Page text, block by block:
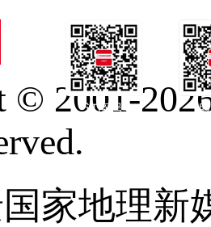
订阅号
© 2001-
家地理新